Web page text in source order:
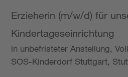
Erzieherin (m/w/d) für
Kindertageseinrichtung
in unbefristeter Anstellung,
SOS-Kinderdorf Stuttgart,